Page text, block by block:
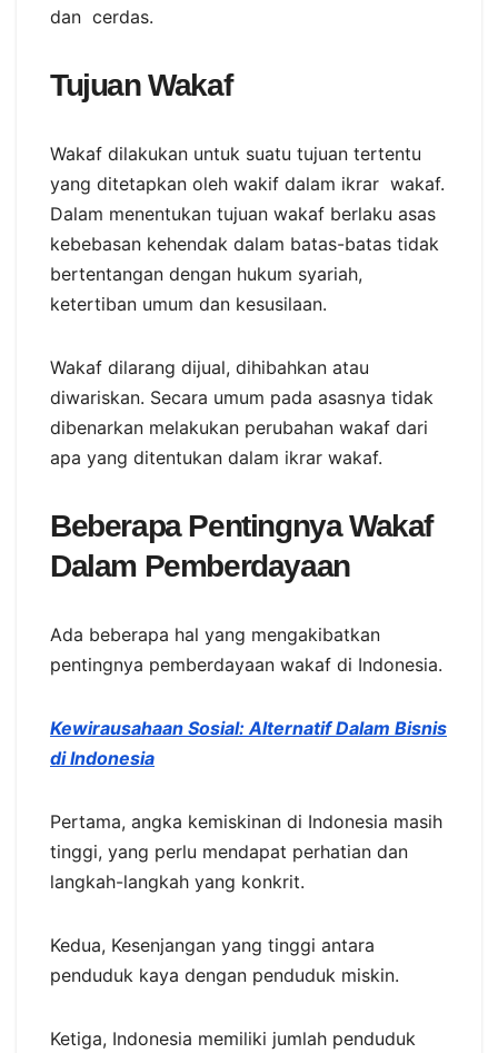
dan cerdas.
Tujuan Wakaf
Wakaf dilakukan untuk suatu tujuan tertentu
yang ditetapkan oleh wakif dalam ikrar wakaf.
Dalam menentukan tujuan wakaf berlaku asas
kebebasan kehendak dalam batas-batas tidak
bertentangan dengan hukum syariah,
ketertiban umum dan kesusilaan.
Wakaf dilarang dijual, dihibahkan atau
diwariskan. Secara umum pada asasnya tidak
dibenarkan melakukan perubahan wakaf dari
apa yang ditentukan dalam ikrar wakaf.
Beberapa Pentingnya Wakaf
Dalam Pemberdayaan
Ada beberapa hal yang mengakibatkan
pentingnya pemberdayaan wakaf di Indonesia.
Kewirausahaan Sosial: Alternatif Dalam Bisnis
di Indonesia
Pertama, angka kemiskinan di Indonesia masih
tinggi, yang perlu mendapat perhatian dan
langkah-langkah yang konkrit.
Kedua, Kesenjangan yang tinggi antara
penduduk kaya dengan penduduk miskin.
Ketiga, Indonesia memiliki jumlah penduduk